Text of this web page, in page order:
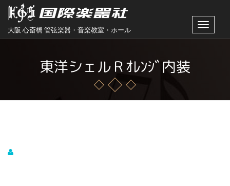
大阪 心斎橋 管弦楽器・音楽教室・ホール
Toggle
東洋シェルＲｵﾚﾝｼﾞ内装